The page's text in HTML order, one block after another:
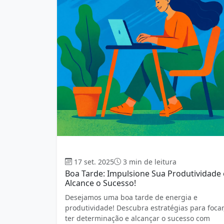
17 set. 2025 3 min de leitura
Boa Tarde: Impulsione Sua Produtividade
Alcance o Sucesso!
Desejamos uma boa tarde de energia e
produtividade! Descubra estratégias para
ter determinação e alcançar o sucesso com